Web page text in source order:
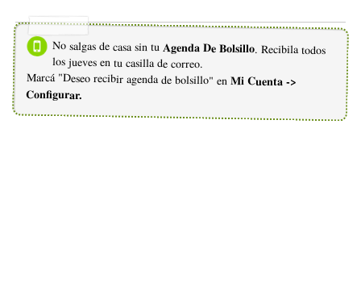
No salgas de casa sin tu Agenda De Bolsillo. Recibila todos
los jueves en tu casilla de correo.
Marcá "Deseo recibir agenda de bolsillo" en Mi Cuenta ->
Configurar.